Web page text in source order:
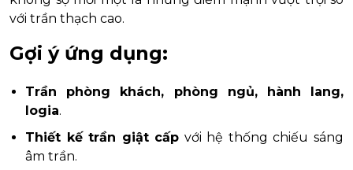
với trần thạch cao.
Gợi ý ứng dụng:
Trần phòng khách, phòng ngủ, hành lang,
logia.
Thiết kế trần giật cấp với hệ thống chiếu sáng
âm trần.